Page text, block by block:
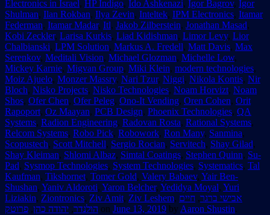
Electronics in Israel, HP Indigo, Ido Ashkenazi, Igor Bagrov, Igor
Shulman, Ilan Rokban, Ilya Zevin, Inteltek, IPM Electronics, Itamar
Federman, Itamar Madar, Itl, Jakob Zilberstein, Jonathan Masad,
Kobi Zeckler, Larisa Kurkis, Liad Kidishman, Limor Levy, Lior
Chalbianski, LPM Solution, Markus A. Fredell, Matt Davis, Max
Serenkov, Meditali Vision, Michael Glozman, Michelle Low,
Mickey Karnie, Migvan Group, Miki Klein, modern technologies,
Moiz Ajuelo, Monzer Massry, Nari Tzur, Niggi, Nikola Kontis, Nir
Bloch, Nisko Projects, Nisko Technologies, Noam Horvizt, Noam
Shos, Ofer Chen, Ofer Peleg, Ono-It Vending, Oren Cohen, Orit
Rapoport, Oz Maayan, PCB Design, Phoenix Technologies, QA
Systems, Radion Engineering, Radovan Rosta, Rational Systems,
Relcom Systems, Robo Pick, Robowork, Ron Many, Sanmina,
Scopustech, Scott Mitchell, Sergio Rocian, Servitech, Shay Gilad,
Shay Kleiman, Shlomi Albaz, Simtal Coatings, Stephen Quinn, Su-
Pad, Sysmop Technologies, System Technologies, Systematics, Tal
Kaufman, Tikshornet, Tomer Gold, Valery Babaev, Yair Ben-
Shushan, Yaniv Aldoroti, Yaron Belcher, Yedidya Moyal, Yuri
Liziakin, Ziontronics, Ziv Amit, Ziv Leshem, אבישי ברגר, חיים
הולנדר, יהודה כהן, פרוטק on June 13, 2019 by Aaron Shustin.